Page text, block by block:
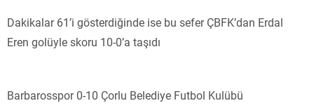
Dakikalar 61’i gösterdiğinde ise bu sefer ÇBFK’dan Erdal
Eren golüyle skoru 10-0’a taşıdı
Barbarosspor 0-10 Çorlu Belediye Futbol Kulübü